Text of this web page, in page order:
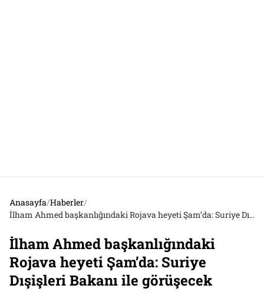
Anasayfa/Haberler/
İlham Ahmed başkanlığındaki Rojava heyeti Şam’da: Suriye Dışişleri Bakanı ile görüşecek
İlham Ahmed başkanlığındaki
Rojava heyeti Şam’da: Suriye
Dışişleri Bakanı ile görüşecek